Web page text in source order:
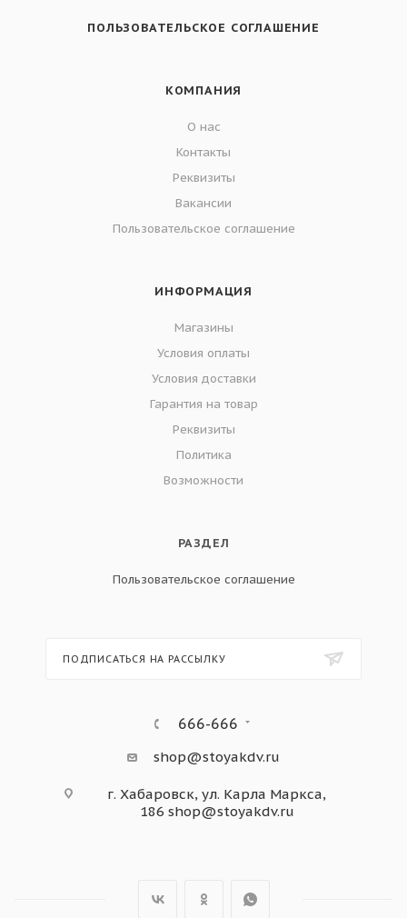
ПОЛЬЗОВАТЕЛЬСКОЕ СОГЛАШЕНИЕ
КОМПАНИЯ
О нас
Контакты
Реквизиты
Вакансии
Пользовательское соглашение
ИНФОРМАЦИЯ
Магазины
Условия оплаты
Условия доставки
Гарантия на товар
Реквизиты
Политика
Возможности
РАЗДЕЛ
Пользовательское соглашение
ПОДПИСАТЬСЯ НА РАССЫЛКУ
666-666
shop@stoyakdv.ru
г. Хабаровск, ул. Карла Маркса,
186 shop@stoyakdv.ru